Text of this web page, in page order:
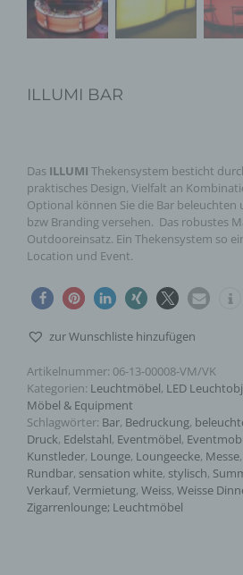
ILLUMI BAR
Das ILLUMI Thekensystem besticht
praktisches Design, Vielfalt an
Optional können Sie die Bar beleuchten
bzw Branding versehen. Das robustes
Outdooreinsatz. Ein Thekensystem so
Location und Event.
zur Wunschliste hinzufügen
Artikelnummer: 06-13-00008-VM/VK
Kategorien: Leuchtmöbel, LED
Möbel & Equipment
Schlagwörter: Bar, Bedruckung,
Druck, Edelstahl, Eventmöbel,
Kunstleder, Lounge, Loungeecke, Messe,
Rundbar, sensation white, stylisch,
Verkauf, Vermietung, Weiss, Weisse
Zigarrenlounge; Leuchtmöbel